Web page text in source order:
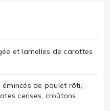
et lamelles de carottes
de poulet rôti,
cerises, croûtons